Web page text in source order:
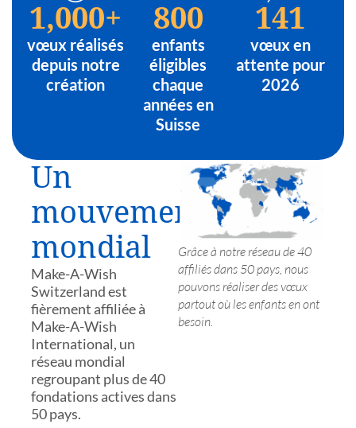
vœux réalisés
depuis notre
création
1,000+
enfants
éligibles
chaque
années en
Suisse
800
vœux en
attente pour
2026
141
Un
mouvement
mondial
Make-A-Wish
Switzerland est
fièrement affiliée à
Make-A-Wish
International, un
réseau mondial
regroupant plus de 40
fondations actives dans
50 pays.
Grâce à notre réseau de 40
affiliés dans 50 pays, nous
pouvons réaliser des vœux
partout où les enfants en ont
besoin.